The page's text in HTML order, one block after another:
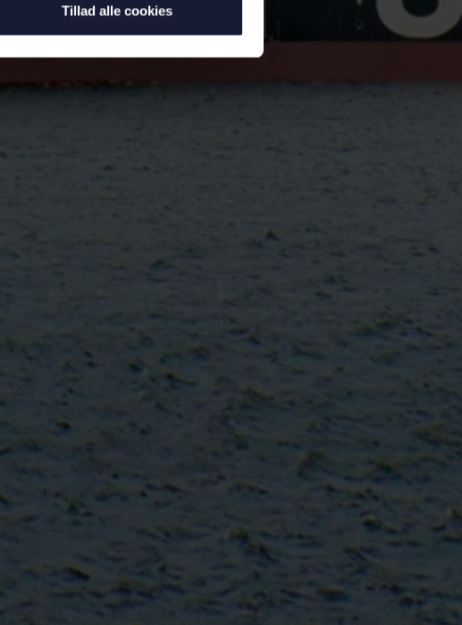
Tillad alle cookies